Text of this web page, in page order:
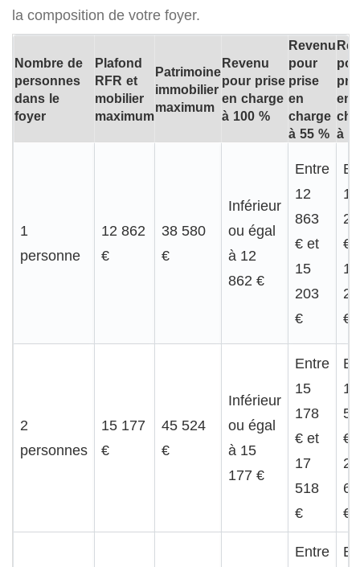
la composition de votre foyer.
Nombre de
personnes
dans le
foyer
Plafond
RFR et
mobilier
maximum
Patrimoine
immobilier
maximum
Revenu
pour prise
en charge
à 100 %
Revenu
pour
prise
en
charge
à 55 %
en
à
1
personne
12 862
€
38 580
€
Inférieur
ou égal
à 12
862 €
Entre
12
863
€ et
15
203
€
15
€
19
€
2
personnes
15 177
€
45 524
€
Inférieur
ou égal
à 15
177 €
Entre
15
178
€ et
17
518
€
17
€
21
€
Entre